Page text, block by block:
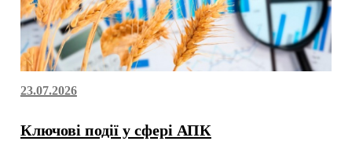
23.07.2026
Ключові події у сфері АПК